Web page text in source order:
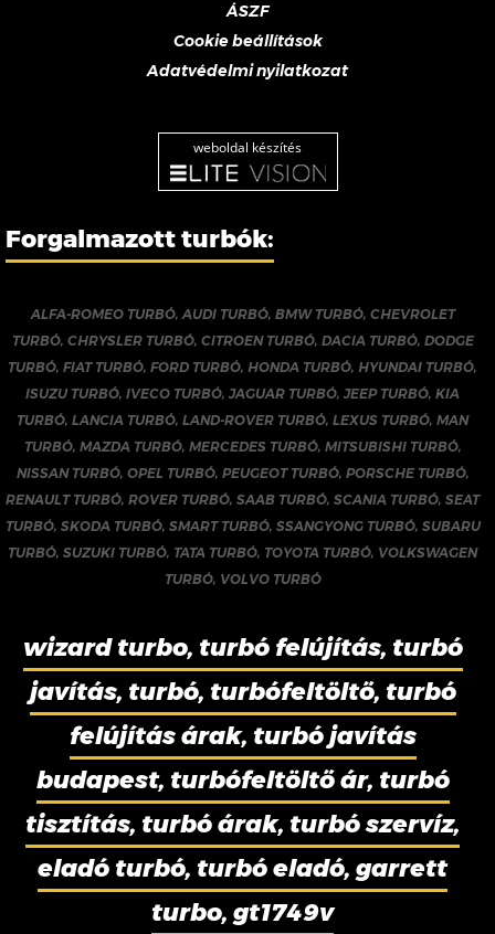
ÁSZF
Cookie beállítások
Adatvédelmi nyilatkozat
weboldal készítés
Forgalmazott turbók:
ALFA-ROMEO TURBÓ,AUDI TURBÓ, BMW TURBÓ, CHEVROLET
TURBÓ, CHRYSLER TURBÓ, CITROEN TURBÓ, DACIA TURBÓ, DODGE
TURBÓ,FIAT TURBÓ,FORD TURBÓ, HONDA TURBÓ, HYUNDAI TURBÓ,
ISUZU TURBÓ,IVECO TURBÓ,JAGUAR TURBÓ,JEEP TURBÓ,KIA
TURBÓ,LANCIA TURBÓ,LAND-ROVER TURBÓ,LEXUS TURBÓ,MAN
TURBÓ, MAZDA TURBÓ, MERCEDES TURBÓ, MITSUBISHI TURBÓ,
NISSAN TURBÓ, OPEL TURBÓ, PEUGEOT TURBÓ, PORSCHE TURBÓ,
RENAULT TURBÓ,ROVER TURBÓ,SAAB TURBÓ,SCANIA TURBÓ,SEAT
TURBÓ, SKODA TURBÓ, SMART TURBÓ, SSANGYONG TURBÓ, SUBARU
TURBÓ,SUZUKI TURBÓ, TATA TURBÓ, TOYOTA TURBÓ, VOLKSWAGEN
TURBÓ, VOLVO TURBÓ
wizard turbo, turbó felújítás, turbó
javítás, turbó, turbófeltöltő, turbó
felújítás árak, turbó javítás
budapest, turbófeltöltő ár, turbó
tisztítás, turbó árak, turbó szervíz,
eladó turbó, turbó eladó, garrett
turbo, gt1749v